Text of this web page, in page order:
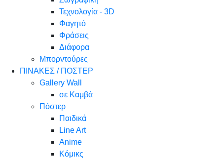
Τεχνολογία - 3D
Φαγητό
Φράσεις
Διάφορα
Μπορντούρες
ΠΙΝΑΚΕΣ / ΠΟΣΤΕΡ
Gallery Wall
σε Καμβά
Πόστερ
Παιδικά
Line Art
Anime
Κόμικς